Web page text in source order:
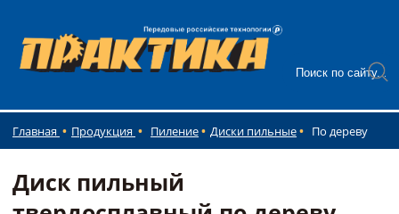
Главная Продукция Пиление Диски пильные По дереву
Диск пильный